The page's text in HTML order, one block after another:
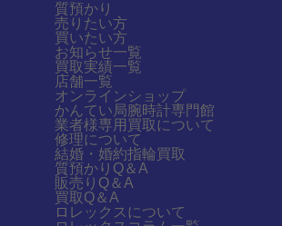
質預かり
売りたい方
買いたい方
お知らせ一覧
買取実績一覧
店舗一覧
オンラインショップ
かんてい局腕時計専門館
業者様専用買取について
修理について
結婚・婚約指輪買取
質預かりQ＆A
販売りQ＆A
買取Q＆A
ロレックスについて